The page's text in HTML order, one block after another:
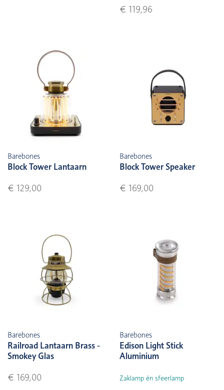
€ 119,96
Barebones
Block Tower Lantaarn
€ 129,00
Barebones
Block Tower Speaker
€ 169,00
Barebones
Railroad Lantaarn Brass -
Smokey Glas
€ 169,00
Barebones
Edison Light Stick
Aluminium
Zaklamp én sfeerlamp